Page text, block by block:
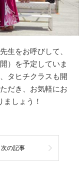
生をお呼びして、
）を予定していま
タヒチクラスも開
だき、お気軽にお
しょう！
次の記事